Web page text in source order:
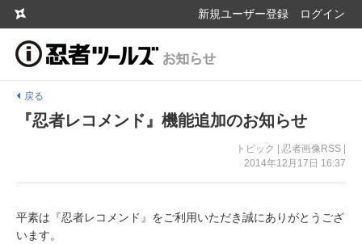
新規ユーザー登録 ログイン
戻る
『忍者レコメンド』機能追加のお知らせ
トピック | 忍者画像RSS |
2014年12月17日 16:37
平素は『忍者レコメンド』をご利用いただき誠にありがとうござ
います。